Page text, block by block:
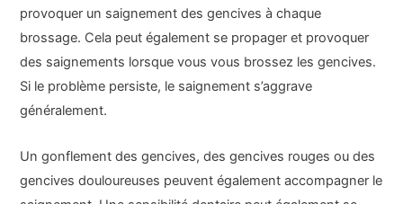
provoquer un saignement des gencives à chaque
brossage. Cela peut également se propager et provoquer
des saignements lorsque vous vous brossez les gencives.
Si le problème persiste, le saignement s’aggrave
généralement.
Un gonflement des gencives, des gencives rouges ou des
gencives douloureuses peuvent également accompagner le